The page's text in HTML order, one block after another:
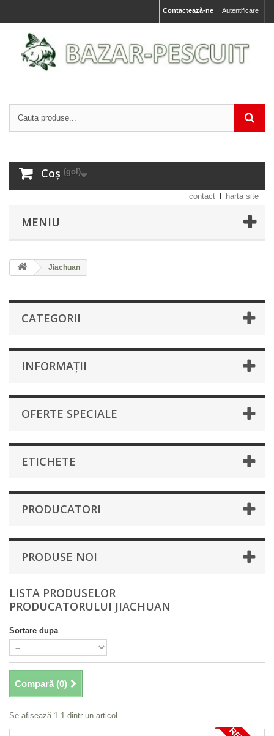
Autentificare
Contactează-ne
Coș (gol)
contact harta site
MENIU
Jiachuan
CATEGORII
INFORMAȚII
OFERTE SPECIALE
ETICHETE
PRODUCATORI
PRODUSE NOI
LISTA PRODUSELOR
PRODUCATORULUI JIACHUAN
Sortare dupa
Compară (0)
Se afișează 1-1 dintr-un articol